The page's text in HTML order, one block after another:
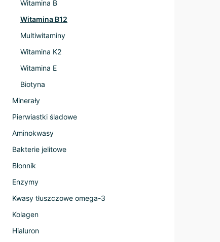
Witamina B
Witamina B12
Multiwitaminy
Witamina K2
Witamina E
Biotyna
Minerały
Pierwiastki śladowe
Aminokwasy
Bakterie jelitowe
Błonnik
Enzymy
Kwasy tłuszczowe omega-3
Kolagen
Hialuron